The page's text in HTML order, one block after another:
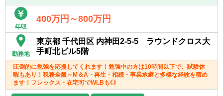
年収
400万円～800万円
勤務地
東京都 千代田区 内神田2-5-5 ラウンドクロス大
手町北ビル5階
圧倒的に勉強を応援してくれます！勉強中の方は10時間以下で、試験休
暇もあり！税務全般～M＆A・再生・相続・事業承継と多様な経験を積め
ます！フレックス・在宅可でWLBも◎